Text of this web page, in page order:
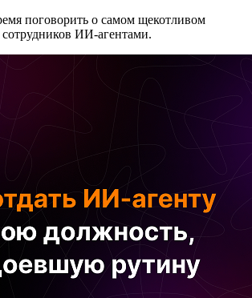
поговорить о самом щекотливом
ИИ-агентами.